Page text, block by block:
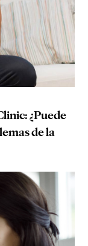
¿Puede
de la